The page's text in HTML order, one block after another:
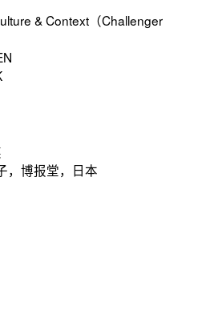
& Context（Challenger
，博报堂，日本